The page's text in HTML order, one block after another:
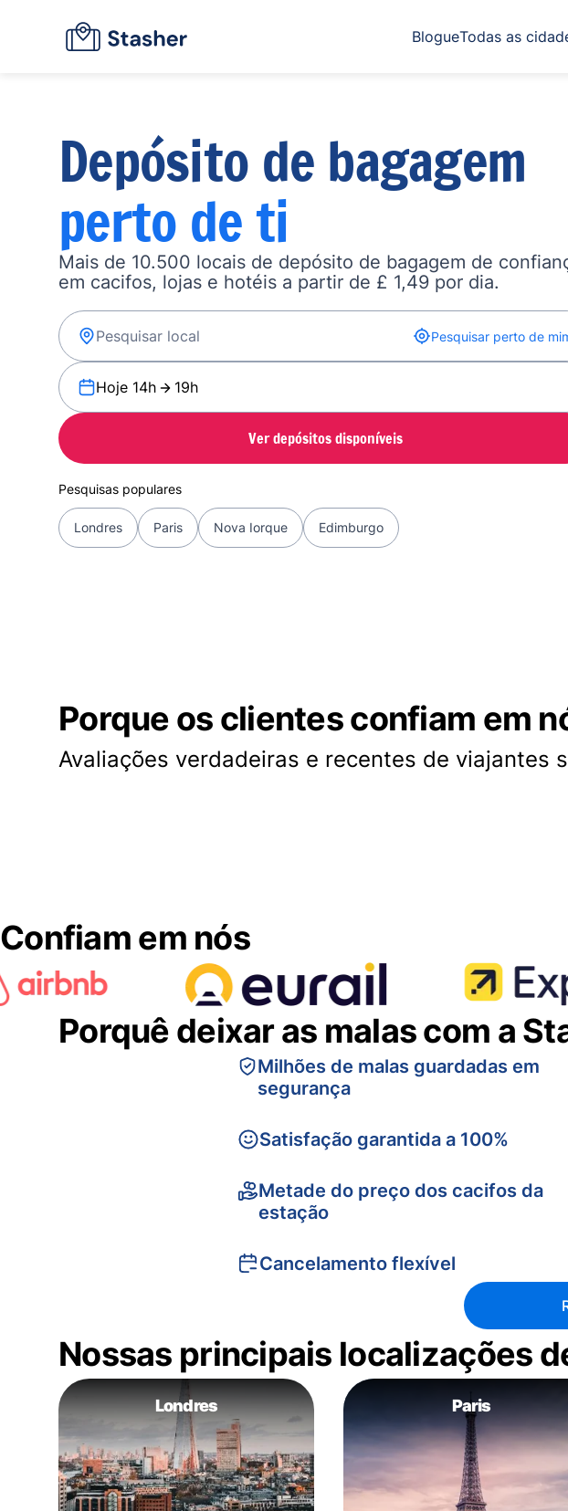
BlogueTodas as
Depósito de bagagem
perto de ti
Mais de 10.500 locais de depósito de bagagem de
em cacifos, lojas e hotéis a partir de £ 1,49 por dia.
Pesquisar perto de
Hoje 14h 19h
Ver depósitos disponíveis
Pesquisas populares
Londres Paris Nova Iorque Edimburgo
Porque os clientes confiam em
Avaliações verdadeiras e recentes de viajantes
Confiam em nós
Porquê deixar as malas com a
Milhões de malas guardadas em
segurança
Satisfação garantida a 100%
Metade do preço dos cacifos da
estação
Cancelamento flexível
Nossas principais localizações
Londres Paris